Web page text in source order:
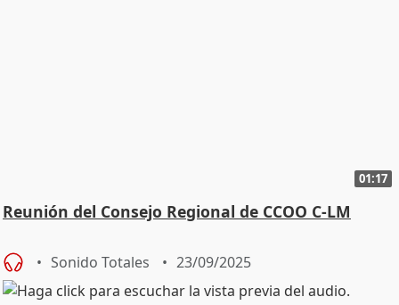
01:17
Reunión del Consejo Regional de CCOO C-LM
Sonido Totales 23/09/2025